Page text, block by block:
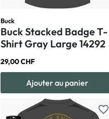
Buck
Buck Stacked Badge T-
Shirt Gray Large 14292
29,00 CHF
Ajouter au panier
favorite_border